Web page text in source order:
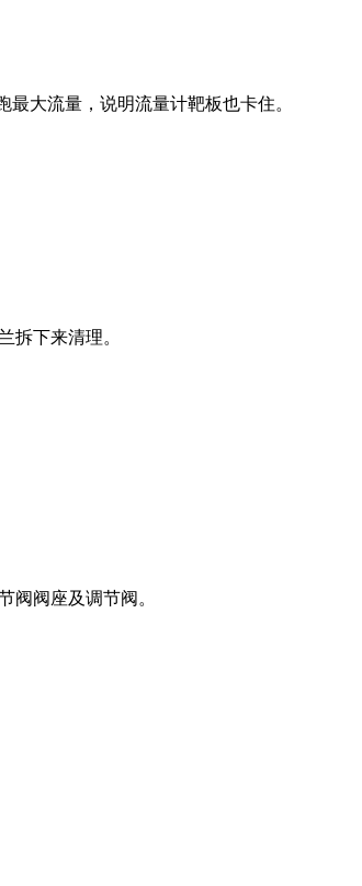
大流量，说明流量计靶板也卡住。
拆下来清理。
阀阀座及调节阀。